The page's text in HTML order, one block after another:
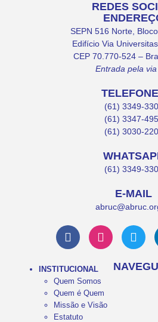
REDES
SEPN 516 Norte,
Edifício Via
CEP 70.770-524 –
Entrada pela
(61) 3349-
(61) 3347-
(61) 3030-
(61) 3349-
E-MAIL
INSTITUCIONAL
Quem Somos
Quem é Quem
Missão e Visão
Estatuto